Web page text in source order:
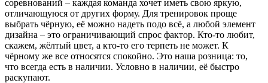
соревнований – каждая команда хочет иметь свою яркую,
отличающуюся от других форму. Для тренировок проще
выбрать чёрную, её можно надеть подо всё, а любой элемент
дизайна – это ограничивающий спрос фактор. Кто-то любит,
скажем, жёлтый цвет, а кто-то его терпеть не может. К
чёрному же все относятся спокойно. Это наша розница: то,
что всегда есть в наличии. Условно в наличии, её быстро
раскупают.